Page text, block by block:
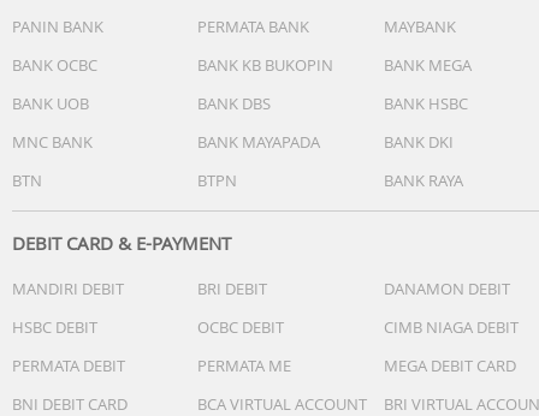
tanggal, hari
Garansi Resmi 2 Tahun
PANIN BANK
PERMATA BANK
MAYBANK
BANK OCBC
BANK KB BUKOPIN
BANK MEGA
BANK UOB
BANK DBS
BANK HSBC
MNC BANK
BANK MAYAPADA
BANK DKI
BTN
BTPN BANK RAYA
DEBIT CARD & E-PAYMENT
MANDIRI DEBIT BRI DEBIT
DANAMON DEBIT
HSBC DEBIT
OCBC DEBIT
CIMB NIAGA DEBIT
PERMATA DEBIT
PERMATA ME
MEGA DEBIT CARD
BNI DEBIT CARD
BCA VIRTUAL ACCOUNT
BRI VIRTUAL